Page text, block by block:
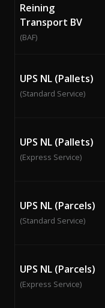
Reining
Transport BV
(BAF)
UPS NL (Pallets)
(Standard Service)
UPS NL (Pallets)
(Express Service)
UPS NL (Parcels)
(Standard Service)
UPS NL (Parcels)
(Express Service)